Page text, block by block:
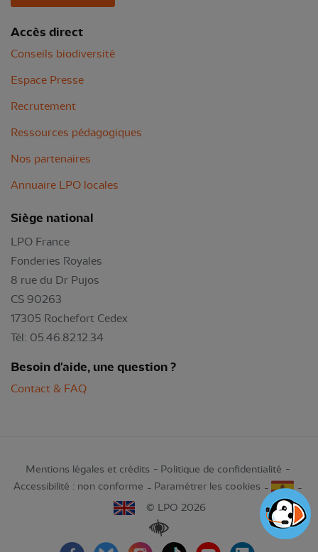
Accès direct
Conseils biodiversité
Espace Presse
Recrutement
Ressources pédagogiques
Nos partenaires
Annuaire LPO locales
Siège national
LPO France
Fonderies Royales
8 rue du Dr Pujos
CS 90263
17305 Rochefort Cedex
Tél: 05.46.82.12.34
Besoin d'aide, une question ?
Contact & FAQ
Mentions légales et crédits
Politique de confidentialité
Accessibilité : non conforme
Paramétrer les cookies
© LPO 2026
Renforcer les contrastes